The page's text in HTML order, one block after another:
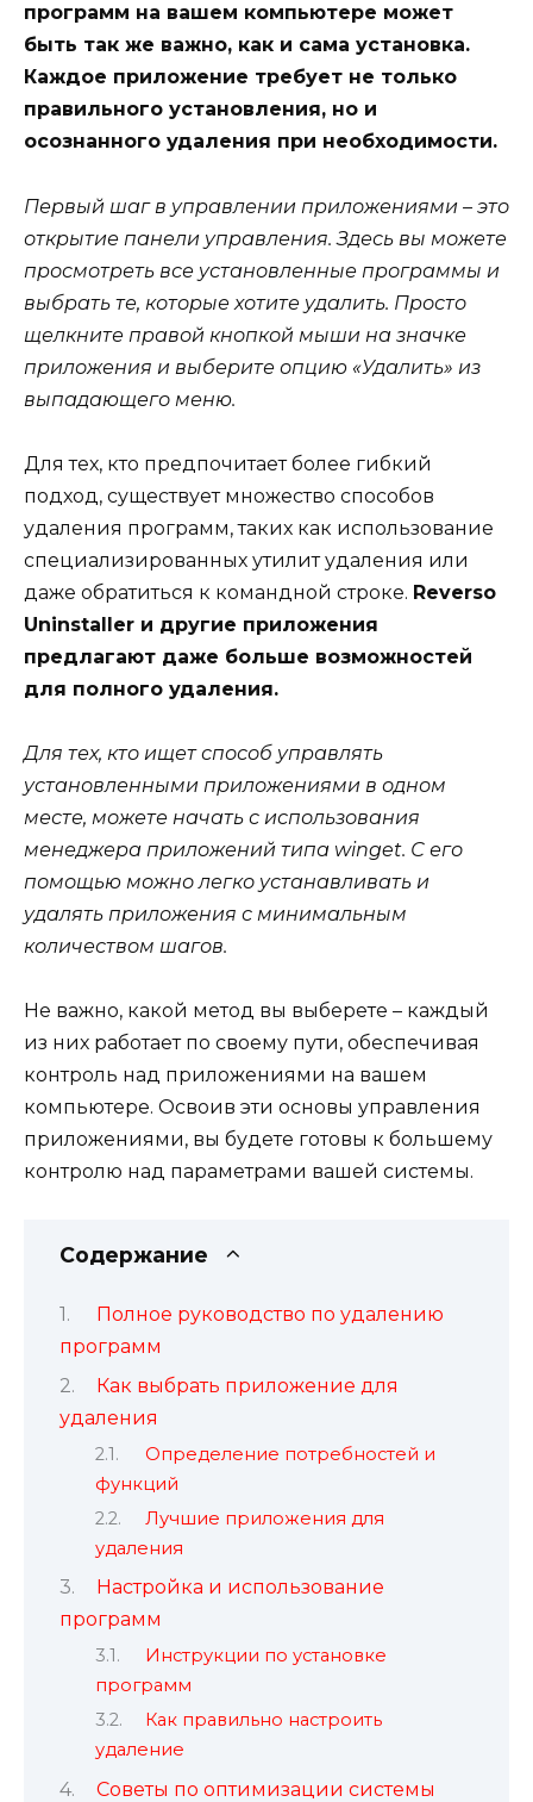
программ на вашем компьютере может
быть так же важно, как и сама установка.
Каждое приложение требует не только
правильного установления, но и
осознанного удаления при необходимости.
Первый шаг в управлении приложениями – это
открытие панели управления. Здесь вы можете
просмотреть все установленные программы и
выбрать те, которые хотите удалить. Просто
щелкните правой кнопкой мыши на значке
приложения и выберите опцию «Удалить» из
выпадающего меню.
Для тех, кто предпочитает более гибкий
подход, существует множество способов
удаления программ, таких как использование
специализированных утилит удаления или
даже обратиться к командной строке. Reverso
Uninstaller и другие приложения
предлагают даже больше возможностей
для полного удаления.
Для тех, кто ищет способ управлять
установленными приложениями в одном
месте, можете начать с использования
менеджера приложений типа winget. С его
помощью можно легко устанавливать и
удалять приложения с минимальным
количеством шагов.
Не важно, какой метод вы выберете – каждый
из них работает по своему пути, обеспечивая
контроль над приложениями на вашем
компьютере. Освоив эти основы управления
приложениями, вы будете готовы к большему
контролю над параметрами вашей системы.
Содержание
Полное руководство по удалению
программ
Как выбрать приложение для
удаления
Определение потребностей и
функций
Лучшие приложения для
удаления
Настройка и использование
программ
Инструкции по установке
программ
Как правильно настроить
удаление
Советы по оптимизации системы